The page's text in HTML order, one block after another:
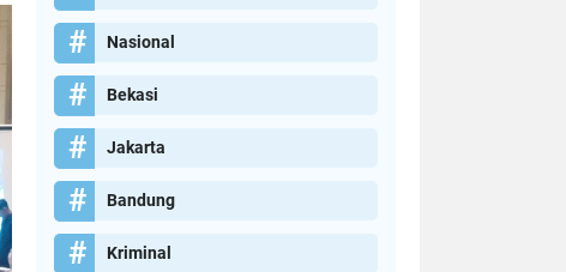
Nasional
Bekasi
Jakarta
Bandung
Kriminal